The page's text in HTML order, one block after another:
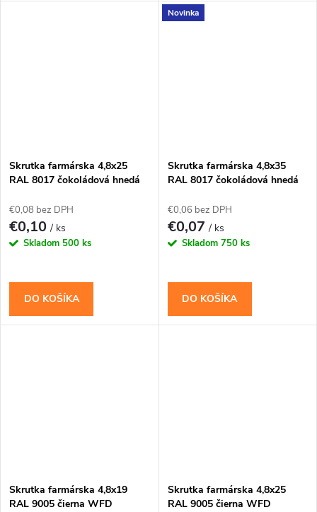
Skrutka farmárska 4,8x25
RAL 8017 čokoládová hnedá
€0,08 bez DPH
€0,10/ ks
Skladom 500 ks
DO KOŠÍKA
Novinka
Skrutka farmárska 4,8x35
RAL 8017 čokoládová hnedá
€0,06 bez DPH
€0,07/ ks
Skladom 750 ks
DO KOŠÍKA
Skrutka farmárska 4,8x19
RAL 9005 čierna WFD
Skrutka farmárska 4,8x25
RAL 9005 čierna WFD